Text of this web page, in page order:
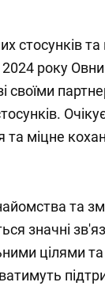
стосунків
2024 року
своїми
та міцне
та
значні
цілями